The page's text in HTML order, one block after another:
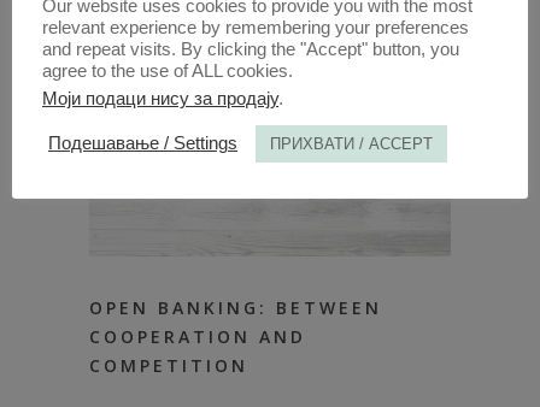
OPEN BANKING: BETWEEN
COOPERATION AND
COMPETITION
Our website uses cookies to provide you with the most
relevant experience by remembering your preferences
and repeat visits. By clicking the "Accept" button, you
agree to the use of ALL cookies.
Моји подаци нису за продају.
Подешавање / Settings ПРИХВАТИ / ACCEPT